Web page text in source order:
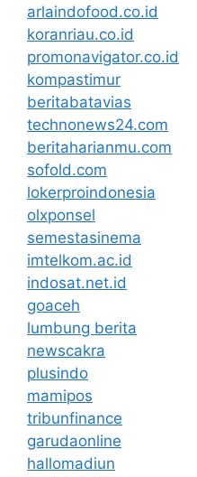
arlaindofood.co.id
koranriau.co.id
promonavigator.co.id
kompastimur
beritabatavias
technonews24.com
beritaharianmu.com
sofold.com
lokerproindonesia
olxponsel
semestasinema
imtelkom.ac.id
indosat.net.id
goaceh
lumbung berita
newscakra
plusindo
mamipos
tribunfinance
garudaonline
hallomadiun